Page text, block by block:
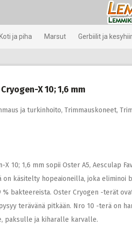
Koti ja piha Marsut Gerbiilit ja
X 10; 1,6 mm
ja turkinhoito, Trimmauskoneet,
10; 1,6 mm sopii Oster A5, Aesculap
on käsitelty hopeaioneilla, joka eliminoi
% bakteereista. Oster Cryogen -terät
terävänä pitkään. Nro 10 -terä on
paksulle ja kiharalle karvalle.